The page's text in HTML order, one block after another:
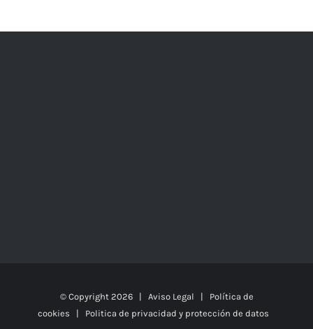
© Copyright 2026 | Aviso Legal | Política de
cookies | Politica de privacidad y protección de datos